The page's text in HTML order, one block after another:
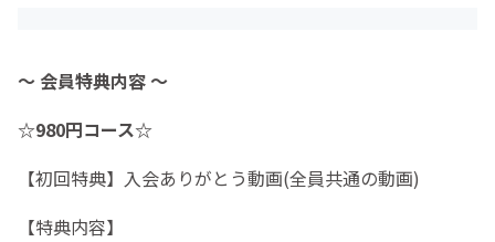
～ 会員特典内容 ～
☆980円コース☆
【初回特典】入会ありがとう動画(全員共通の動画)
【特典内容】